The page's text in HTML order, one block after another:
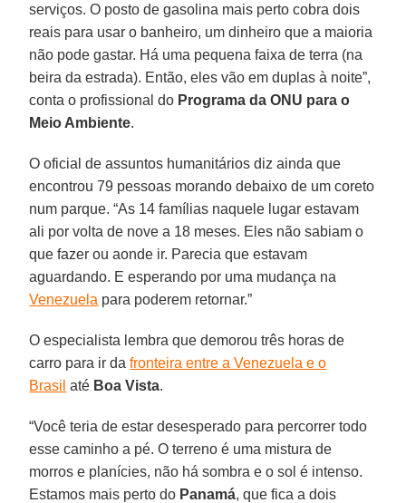
serviços. O posto de gasolina mais perto cobra dois
reais para usar o banheiro, um dinheiro que a maioria
não pode gastar. Há uma pequena faixa de terra (na
beira da estrada). Então, eles vão em duplas à noite”,
conta o profissional do Programa da ONU para o
Meio Ambiente.
O oficial de assuntos humanitários diz ainda que
encontrou 79 pessoas morando debaixo de um coreto
num parque. “As 14 famílias naquele lugar estavam
ali por volta de nove a 18 meses. Eles não sabiam o
que fazer ou aonde ir. Parecia que estavam
aguardando. E esperando por uma mudança na
Venezuela para poderem retornar.”
O especialista lembra que demorou três horas de
carro para ir dafronteira entre a Venezuela e o
Brasil até Boa Vista.
“Você teria de estar desesperado para percorrer todo
esse caminho a pé. O terreno é uma mistura de
morros e planícies, não há sombra e o sol é intenso.
Estamos mais perto do Panamá, que fica a dois